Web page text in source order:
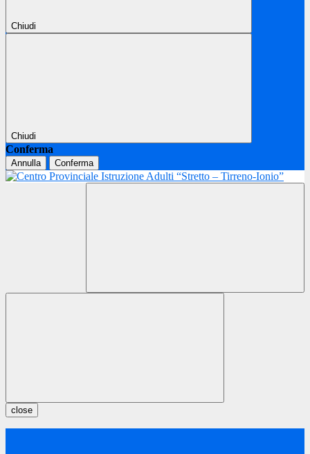
Chiudi
Chiudi
Conferma
Annulla Conferma
close